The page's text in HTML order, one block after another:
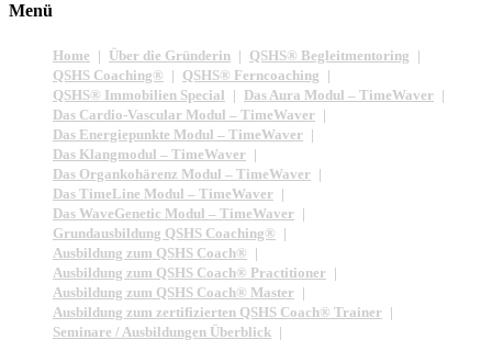
Menü
Home Über die Gründerin
QSHS® Begleitmentoring
QSHS Coaching®
QSHS® Ferncoaching
QSHS® Immobilien Special
Das Aura Modul – TimeWaver
Das Cardio-Vascular Modul – TimeWaver
Das Energiepunkte Modul – TimeWaver
Das Klangmodul – TimeWaver
Das Organkohärenz Modul – TimeWaver
Das TimeLine Modul – TimeWaver
Das WaveGenetic Modul – TimeWaver
Grundausbildung QSHS Coaching®
Ausbildung zum QSHS Coach®
Ausbildung zum QSHS Coach® Practitioner
Ausbildung zum QSHS Coach® Master
Ausbildung zum zertifizierten QSHS Coach® Trainer
Seminare / Ausbildungen Überblick